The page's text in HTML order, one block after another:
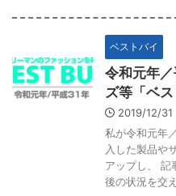
ベストバイ
令和元年
ズ等「ベス
2019/12/31
私が令和元年
入した製品や
アップし、 記
後の状況を交